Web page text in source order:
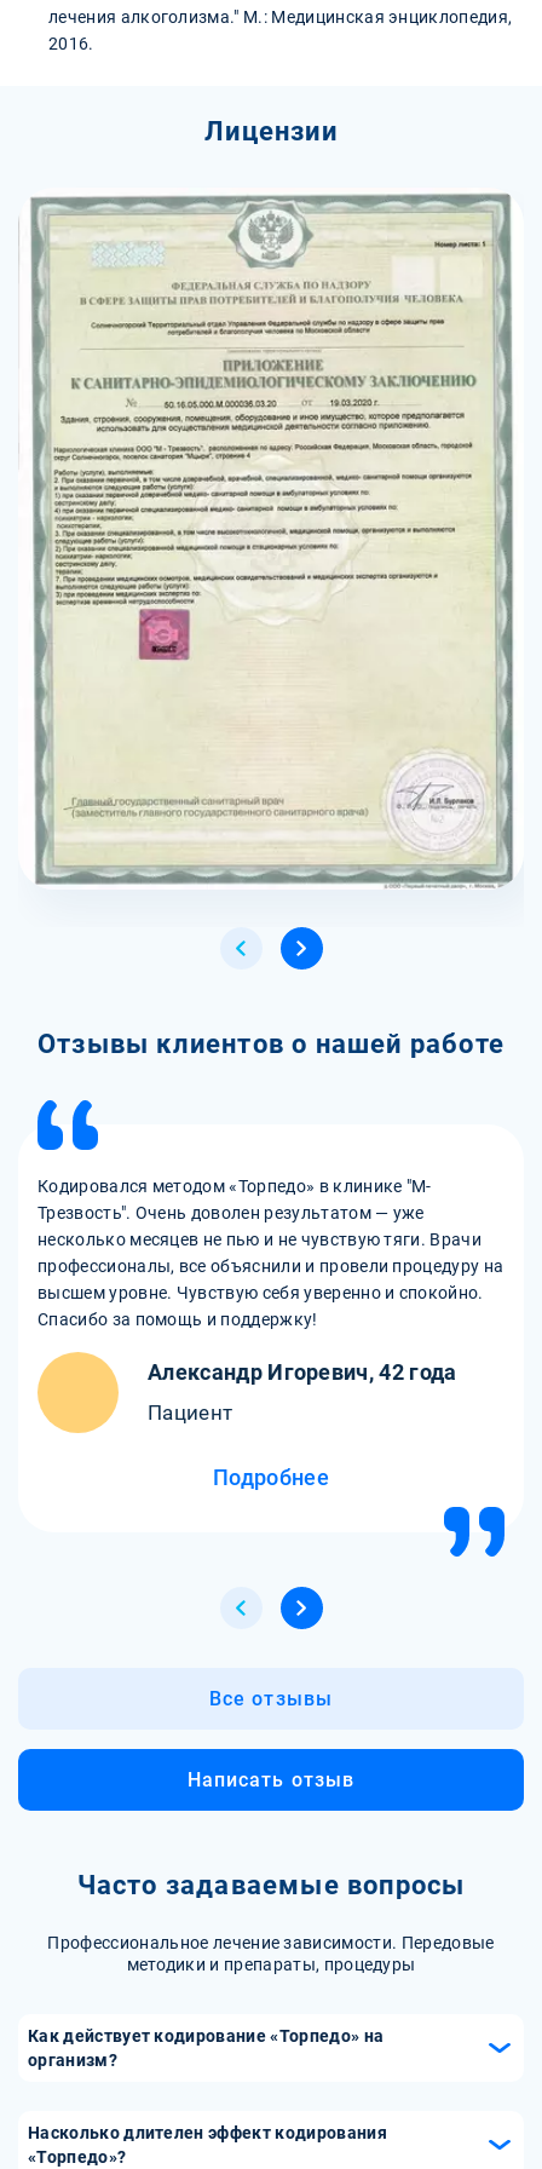
лечения алкоголизма." М.: Медицинская энциклопедия,
2016.
Лицензии
Отзывы клиентов о нашей работе
Кодировался методом «Торпедо» в клинике "М-
Трезвость". Очень доволен результатом — уже
несколько месяцев не пью и не чувствую тяги. Врачи
профессионалы, все объяснили и провели процедуру на
высшем уровне. Чувствую себя уверенно и спокойно.
Спасибо за помощь и поддержку!
Александр Игоревич, 42 года
Пациент
Подробнее
Все отзывы
Написать отзыв
Часто задаваемые вопросы
Профессиональное лечение зависимости. Передовые
методики и препараты, процедуры
Как действует кодирование «Торпедо» на
организм?
препарата, который вызывает сильную негативную
реакцию при употреблении алкоголя. Если пациент
Насколько длителен эффект кодирования
«Торпедо»?